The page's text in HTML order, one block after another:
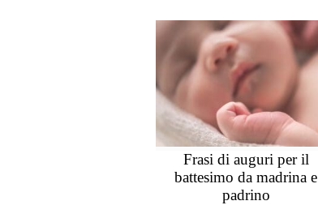
Frasi di auguri per il
battesimo da madrina e
padrino